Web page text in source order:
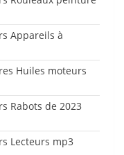
Appareils à
Huiles moteurs
Rabots de 2023
Lecteurs mp3